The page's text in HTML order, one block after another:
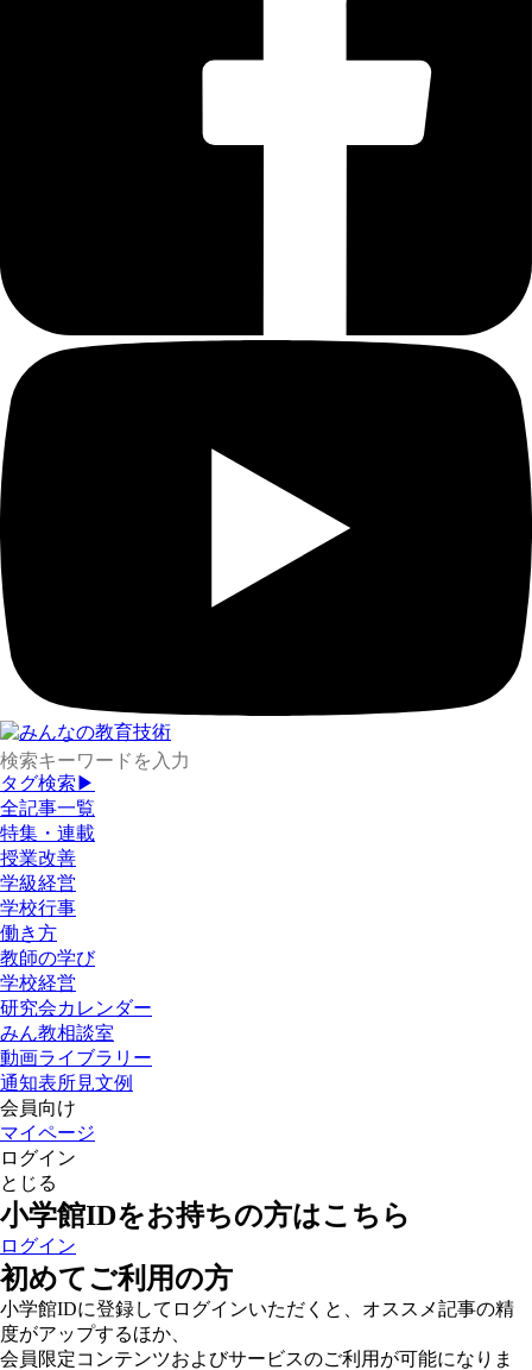
タグ検索▶
全記事一覧
特集・連載
授業改善
学級経営
学校行事
働き方
教師の学び
学校経営
研究会カレンダー
みん教相談室
動画ライブラリー
通知表所見文例
会員向け
マイページ
ログイン
とじる
小学館IDをお持ちの方はこちら
ログイン
初めてご利用の方
小学館IDに登録してログインいただくと、オススメ記事の精
度がアップするほか、
会員限定コンテンツおよびサービスのご利用が可能になりま